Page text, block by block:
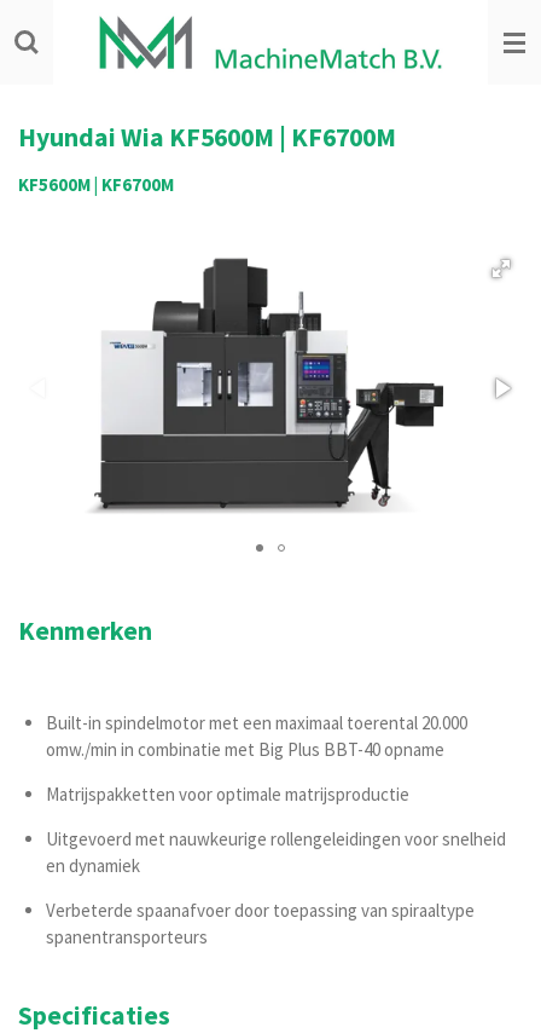
direct
hoofdinhoud
Hyundai Wia KF5600M | KF6700M
KF5600M | KF6700M
Kenmerken
Built-in spindelmotor met een maximaal toerental 20.000
omw./min in combinatie met Big Plus BBT-40 opname
Matrijspakketten voor optimale matrijsproductie
Uitgevoerd met nauwkeurige rollengeleidingen voor snelheid
en dynamiek
Verbeterde spaanafvoer door toepassing van spiraaltype
spanentransporteurs
Specificaties